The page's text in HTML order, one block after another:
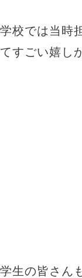
学校では当時
てすごい嬉し
学生の皆さん